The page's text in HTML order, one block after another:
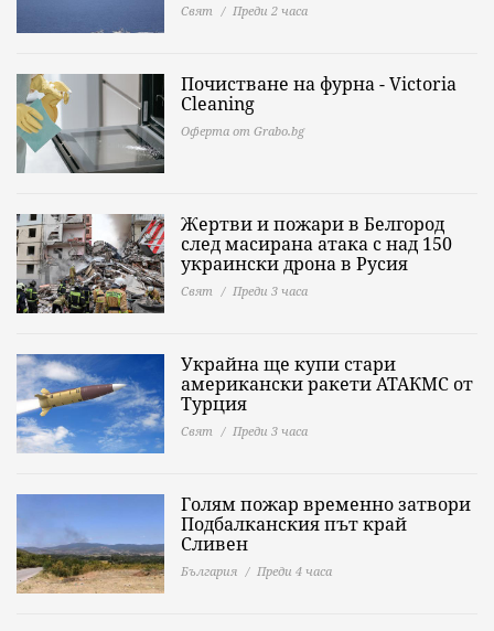
Свят Преди 2 часа
Почистване на фурна - Victoria
Cleaning
Оферта от Grabo.bg
Жертви и пожари в Белгород
след масирана атака с над 150
украински дрона в Русия
Свят Преди 3 часа
Украйна ще купи стари
американски ракети АТАКМС от
Турция
Свят Преди 3 часа
Голям пожар временно затвори
Подбалканския път край
Сливен
България Преди 4 часа